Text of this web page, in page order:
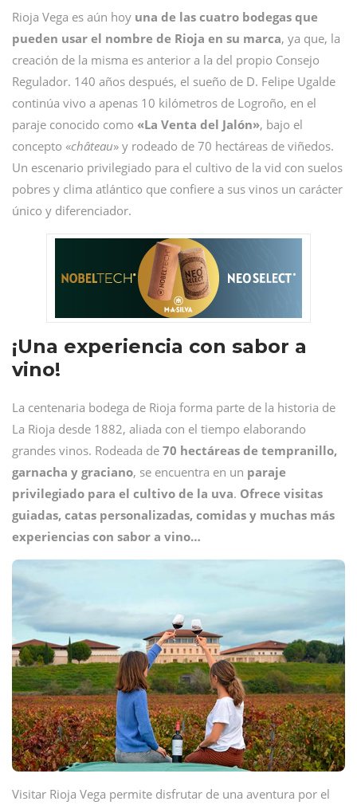
Rioja Vega es aún hoy una de las cuatro bodegas que
pueden usar el nombre de Rioja en su marca, ya que, la
creación de la misma es anterior a la del propio Consejo
Regulador. 140 años después, el sueño de D. Felipe Ugalde
continúa vivo a apenas 10 kilómetros de Logroño, en el
paraje conocido como «La Venta del Jalón», bajo el
concepto «château» y rodeado de 70 hectáreas de viñedos.
Un escenario privilegiado para el cultivo de la vid con suelos
pobres y clima atlántico que confiere a sus vinos un carácter
único y diferenciador.
¡Una experiencia con sabor a
vino!
La centenaria bodega de Rioja forma parte de la historia de
La Rioja desde 1882, aliada con el tiempo elaborando
grandes vinos. Rodeada de 70 hectáreas de tempranillo,
garnacha y graciano, se encuentra en un paraje
privilegiado para el cultivo de la uva. Ofrece visitas
guiadas, catas personalizadas, comidas y muchas más
experiencias con sabor a vino…
Visitar Rioja Vega permite disfrutar de una aventura por el